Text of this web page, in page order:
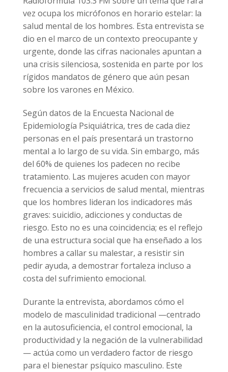
vez ocupa los micrófonos en horario estelar: la
salud mental de los hombres. Esta entrevista se
dio en el marco de un contexto preocupante y
urgente, donde las cifras nacionales apuntan a
una crisis silenciosa, sostenida en parte por los
rígidos mandatos de género que aún pesan
sobre los varones en México.
Según datos de la Encuesta Nacional de
Epidemiología Psiquiátrica, tres de cada diez
personas en el país presentará un trastorno
mental a lo largo de su vida. Sin embargo, más
del 60% de quienes los padecen no recibe
tratamiento. Las mujeres acuden con mayor
frecuencia a servicios de salud mental, mientras
que los hombres lideran los indicadores más
graves: suicidio, adicciones y conductas de
riesgo. Esto no es una coincidencia; es el reflejo
de una estructura social que ha enseñado a los
hombres a callar su malestar, a resistir sin
pedir ayuda, a demostrar fortaleza incluso a
costa del sufrimiento emocional.
Durante la entrevista, abordamos cómo el
modelo de masculinidad tradicional —centrado
en la autosuficiencia, el control emocional, la
productividad y la negación de la vulnerabilidad
— actúa como un verdadero factor de riesgo
para el bienestar psíquico masculino. Este